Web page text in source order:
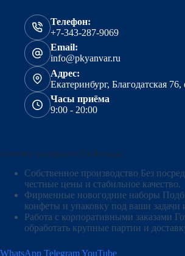
Телефон:
+7-343-287-9069
Email:
info@pkyanvar.ru
Адрес:
Екатеринбург, Благодатская
Часы приёма
9:00 - 20:00
Почему выбирают ПкЯнварь
Собственное производство Без
честные цены и стабильное качество.
Фирменные новогодние наборы
конфеты и упаковку под ваши задачи
Работа с корпоративными заказами
обработать крупные партии и
WhatsApp TelegramYouTube